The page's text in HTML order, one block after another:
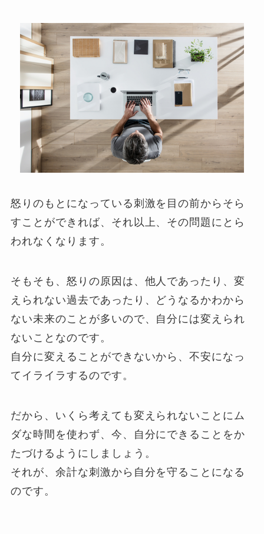
怒りのもとになっている刺激を目の前からそら
すことができれば、それ以上、その問題にとら
われなくなります。
そもそも、怒りの原因は、他人であったり、変
えられない過去であったり、どうなるかわから
ない未来のことが多いので、自分には変えられ
ないことなのです。
自分に変えることができないから、不安になっ
てイライラするのです。
だから、いくら考えても変えられないことにム
ダな時間を使わず、今、自分にできることをか
たづけるようにしましょう。
それが、余計な刺激から自分を守ることになる
のです。